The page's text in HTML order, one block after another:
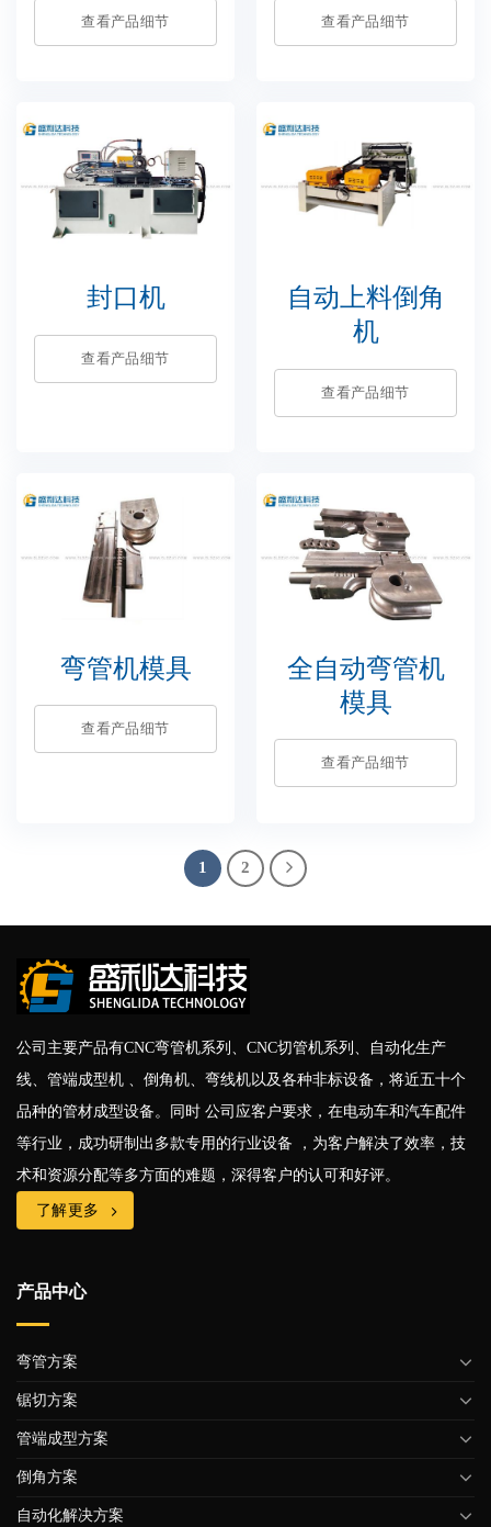
查看产品细节 查看产品细节
封口机
查看产品细节
自动上料倒角
机
查看产品细节
弯管机模具
查看产品细节
全自动弯管机
模具
查看产品细节
1 2
公司主要产品有CNC弯管机系列、CNC切管机系列、自动化生产
线、管端成型机 、倒角机、弯线机以及各种非标设备，将近五十个
品种的管材成型设备。同时 公司应客户要求，在电动车和汽车配件
等行业，成功研制出多款专用的行业设备 ，为客户解决了效率，技
术和资源分配等多方面的难题，深得客户的认可和好评。
了解更多
产品中心
弯管方案
锯切方案
管端成型方案
倒角方案
自动化解决方案